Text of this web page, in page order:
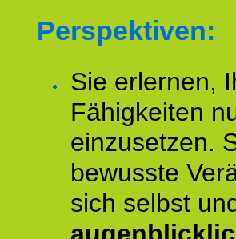
Perspektiven:
Sie erlernen,
Fähigkeiten
einzusetzen.
bewusste
sich selbst